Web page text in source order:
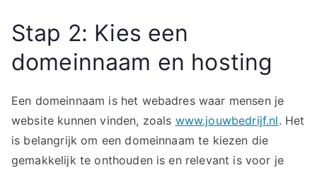
Stap 2: Kies een
domeinnaam en hosting
Een domeinnaam is het webadres waar mensen je
website kunnen vinden, zoals www.jouwbedrijf.nl. Het
is belangrijk om een domeinnaam te kiezen die
gemakkelijk te onthouden is en relevant is voor je